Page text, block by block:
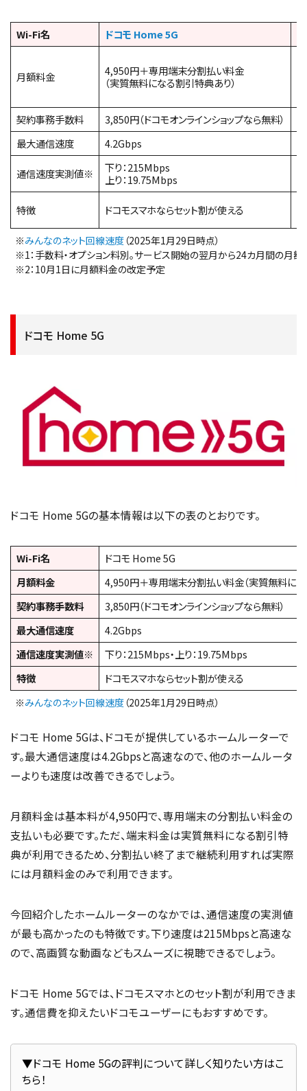
Wi-Fi名 ドコモ Home 5G
月額料金
4,950円＋専用端末分割払い料金
（実質無料になる割引特典あり）
契約事務手数料
3,850円（ドコモオンラインショップなら無料）
最大通信速度
4.2Gbps
通信速度実測値※
下り：215Mbps
上り：19.75Mbps
特徴 ドコモスマホならセット割が使える
※みんなのネット回線速度 （2025年1月29日時点）
※1：手数料・オプション料別。サービス開始の翌月から24カ月間の月
※2：10月1日に月額料金の改定予定
ドコモ Home 5G
ドコモ Home 5Gの基本情報は以下の表のとおりです。
Wi-Fi名
ドコモ Home 5G
月額料金
4,950円＋専用端末分割払い料金（実質無料にな
契約事務手数料
3,850円（ドコモオンラインショップなら無料）
最大通信速度
4.2Gbps
通信速度実測値※
下り：215Mbps・上り：19.75Mbps
特徴
ドコモスマホならセット割が使える
※みんなのネット回線速度 （2025年1月29日時点）
ドコモ Home 5Gは、ドコモが提供しているホームルーターで
す。最大通信速度は4.2Gbpsと高速なので、他のホームルータ
ーよりも速度は改善できるでしょう。
月額料金は基本料が4,950円で、専用端末の分割払い料金の
支払いも必要です。ただ、端末料金は実質無料になる割引特
典が利用できるため、分割払い終了まで継続利用すれば実際
には月額料金のみで利用できます。
今回紹介したホームルーターのなかでは、通信速度の実測値
が最も高かったのも特徴です。下り速度は215Mbpsと高速な
ので、高画質な動画などもスムーズに視聴できるでしょう。
ドコモ Home 5Gでは、ドコモスマホとのセット割が利用できま
す。通信費を抑えたいドコモユーザーにもおすすめです。
▼ドコモ Home 5Gの評判について詳しく知りたい方はこ